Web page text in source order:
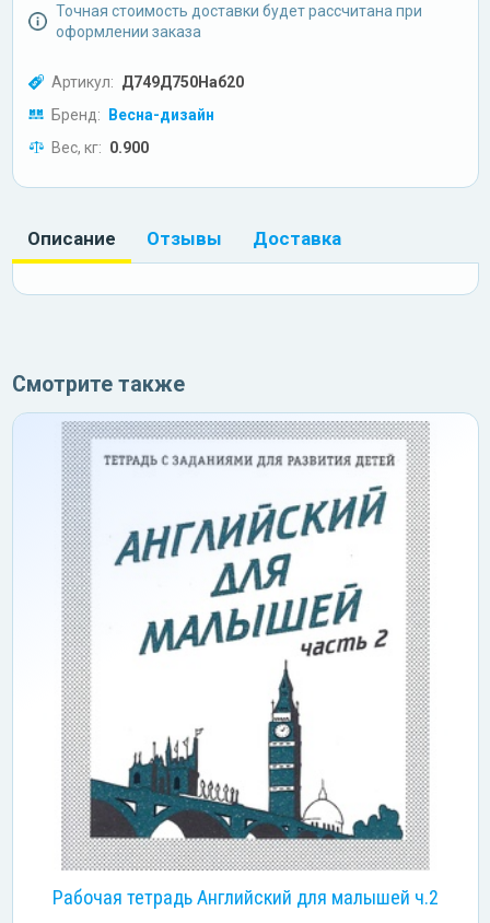
Точная стоимость доставки будет рассчитана при
оформлении заказа
Артикул: Д749Д750Наб20
Бренд: Весна-дизайн
Вес, кг: 0.900
Описание Отзывы Доставка
Смотрите также
Рабочая тетрадь Английский для малышей ч.2